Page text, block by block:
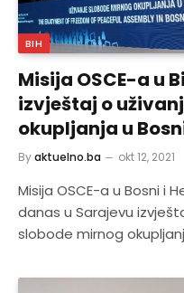
BIH
Misija OSCE-a u
izvještaj o
okupljanja u
Byaktuelno.ba okt 12, 2021
Misija OSCE-a u Bosni i
danas u Sarajevu
slobode mirnog